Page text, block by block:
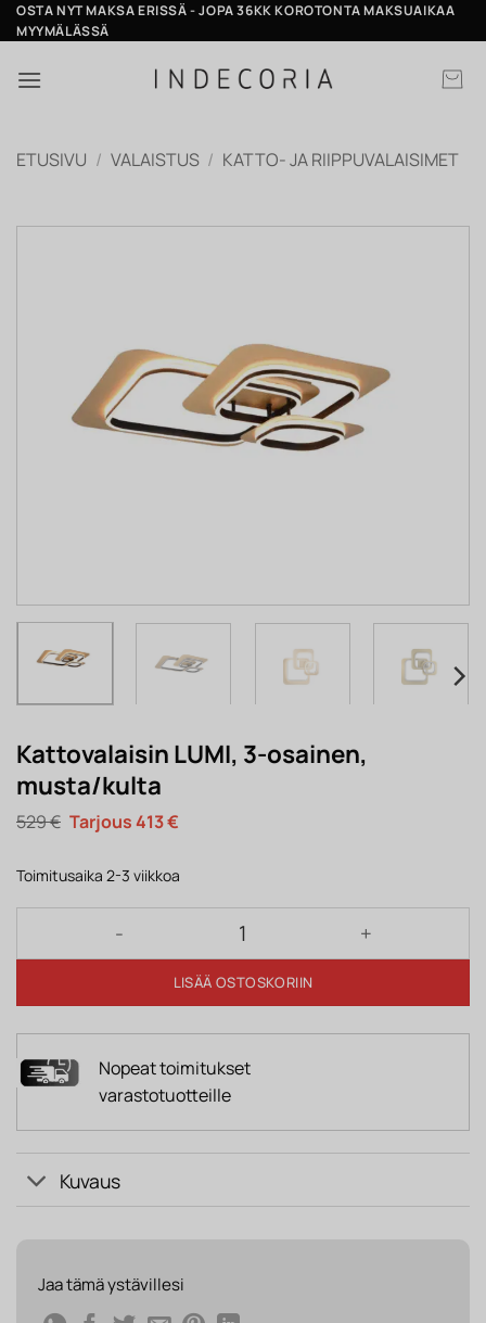
Skip
to
OSTA NYT MAKSA ERISSÄ - JOPA 36KK KOROTONTA MAKSUAIKAA
MYYMÄLÄSSÄ
ETUSIVU / VALAISTUS / KATTO- JA RIIPPUVALAISIMET
Kattovalaisin LUMI, 3-osainen,
musta/kulta
529€ Alkuperäinen
hinta
529 €.
413€Nykyinen
413 €.
Toimitusaika 2-3 viikkoa
Kattovalaisin LUMI, 3-osainen, musta/kulta määrä
LISÄÄ OSTOSKORIIN
Nopeat toimitukset
varastotuotteille
Kuvaus
Jaa tämä ystävillesi